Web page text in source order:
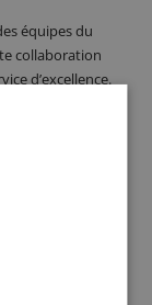
équipes du
collaboration
d’excellence.